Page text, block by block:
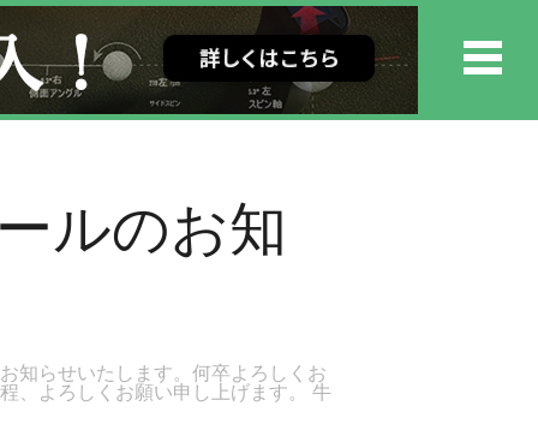
ルのお知
知らせいたします。何卒よろしくお
、よろしくお願い申し上げます。 牛